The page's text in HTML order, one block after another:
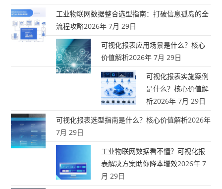
工业物联网数据整合选型指南：打破信息孤岛的全
流程攻略2026年 7月 29日
可视化报表应用场景是什么？核心
价值解析2026年 7月 29日
可视化报表实施案例
是什么？核心价值解
析2026年 7月 29日
可视化报表选型指南是什么？核心价值解析2026年
7月 29日
工业物联网数据看不懂？可视化报
表解决方案助你降本增效2026年 7
月 29日